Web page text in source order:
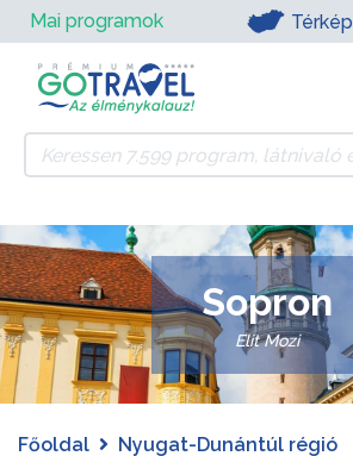
Mai programok Térkép
Sopron
Elit Mozi
Főoldal
Nyugat-Dunántúl régió